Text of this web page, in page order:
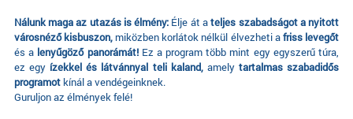
Nálunk maga az utazás is élmény: Élje át ateljes szabadságot a nyitott
városnéző kisbuszon, miközben korlátok nélkül élvezheti afriss levegőt
és a lenyűgöző panorámát!Ez a program több mint egy egyszerű túra,
ez egy ízekkel és látvánnyal teli kaland,amely tartalmas szabadidős
programotkínál a vendégeinknek.
Guruljon az élmények felé!